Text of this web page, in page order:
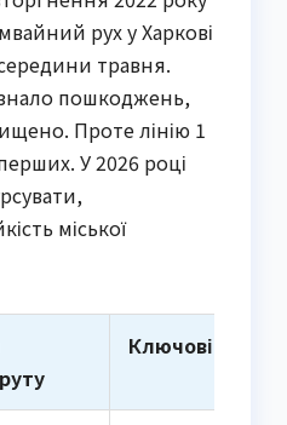
рух у Харкові
травня.
пошкоджень,
Проте лінію 1
У 2026 році
міської
Ключові події